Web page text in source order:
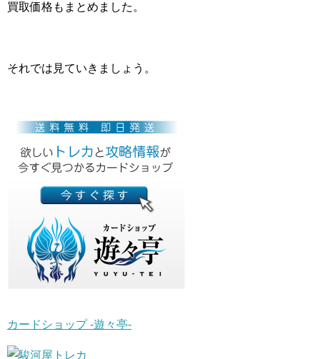
買取価格もまとめました。
それでは見ていきましょう。
カードショップ -遊々亭-